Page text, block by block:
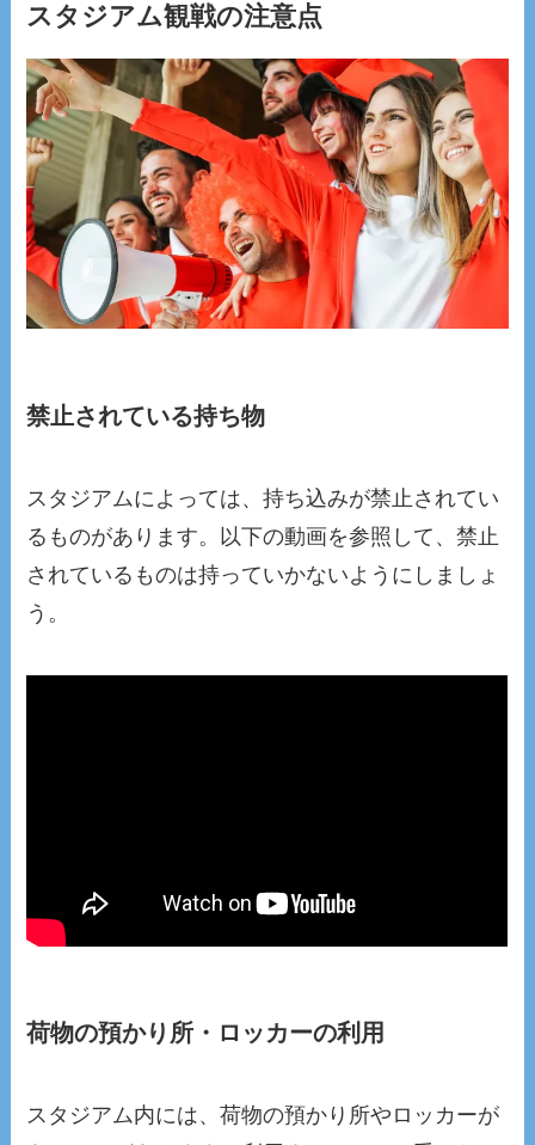
スタジアム観戦の注意点
禁止されている持ち物
スタジアムによっては、持ち込みが禁止されてい
るものがあります。以下の動画を参照して、禁止
されているものは持っていかないようにしましょ
う。
荷物の預かり所・ロッカーの利用
スタジアム内には、荷物の預かり所やロッカーが